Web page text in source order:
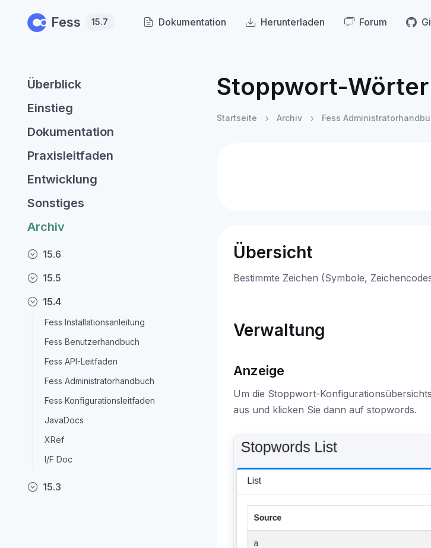
Fess 15.7 Dokumentation Herunterladen Forum
Überblick
Einstieg
Dokumentation
Praxisleitfaden
Entwicklung
Sonstiges
Archiv
15.6
15.5
15.4
Fess Installationsanleitung
Fess Benutzerhandbuch
Fess API-Leitfaden
Fess Administratorhandbuch
Fess Konfigurationsleitfaden
JavaDocs
XRef
I/F Doc
15.3
Stoppwort-
Startseite Archiv Fess
Übersicht
Bestimmte Zeichen (Symbole,
Verwaltung
Anzeige
Um die Stoppwort-
aus und klicken Sie dann auf stopwords.